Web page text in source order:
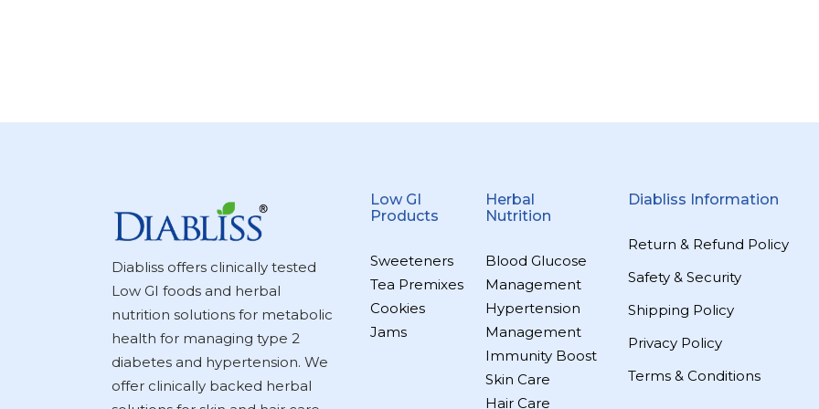
Diabliss offers clinically tested
Low GI foods and herbal
nutrition solutions for metabolic
health for managing type 2
diabetes and hypertension. We
offer clinically backed herbal
Low GI
Products
Sweeteners
Tea Premixes
Cookies
Jams
Herbal
Nutrition
Blood Glucose
Management
Hypertension
Management
Immunity Boost
Skin Care
Hair Care
Diabliss Information
Return & Refund Policy
Safety & Security
Shipping Policy
Privacy Policy
Terms & Conditions